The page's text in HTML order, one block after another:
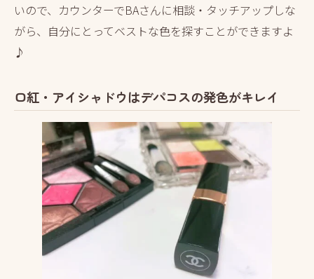
いので、カウンターでBAさんに相談・タッチアップしな
がら、自分にとってベストな色を探すことができますよ
♪
口紅・アイシャドウはデパコスの発色がキレイ